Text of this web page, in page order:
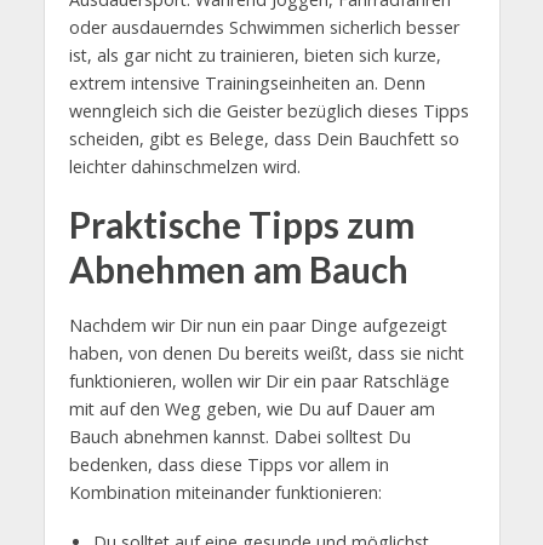
oder ausdauerndes Schwimmen sicherlich besser
ist, als gar nicht zu trainieren, bieten sich kurze,
extrem intensive Trainingseinheiten an. Denn
wenngleich sich die Geister bezüglich dieses Tipps
scheiden, gibt es Belege, dass Dein Bauchfett so
leichter dahinschmelzen wird.
Praktische Tipps zum
Abnehmen am Bauch
Nachdem wir Dir nun ein paar Dinge aufgezeigt
haben, von denen Du bereits weißt, dass sie nicht
funktionieren, wollen wir Dir ein paar Ratschläge
mit auf den Weg geben, wie Du auf Dauer am
Bauch abnehmen kannst. Dabei solltest Du
bedenken, dass diese Tipps vor allem in
Kombination miteinander funktionieren: